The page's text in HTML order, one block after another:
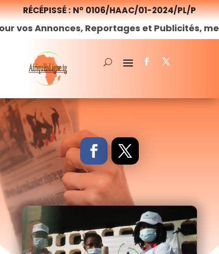
RÉCÉPISSÉ : N° 0106/HAAC/01-2024/PL/P
Reportages et Publicités, merci de